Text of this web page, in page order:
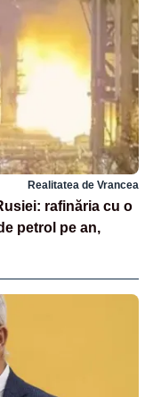
Realitatea de Vrancea
rafinăria cu o
petrol pe an,